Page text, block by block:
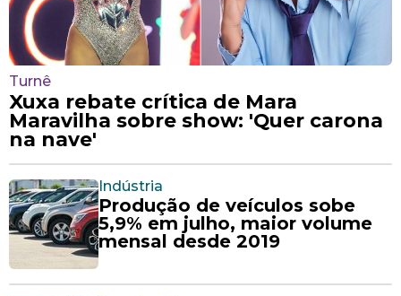
Turnê
Xuxa rebate crítica de Mara
Maravilha sobre show: 'Quer carona
na nave'
Indústria
Produção de veículos sobe
5,9% em julho, maior volume
mensal desde 2019